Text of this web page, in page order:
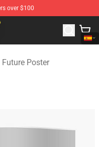
over $100
Future Merchandise Store
Future Poster